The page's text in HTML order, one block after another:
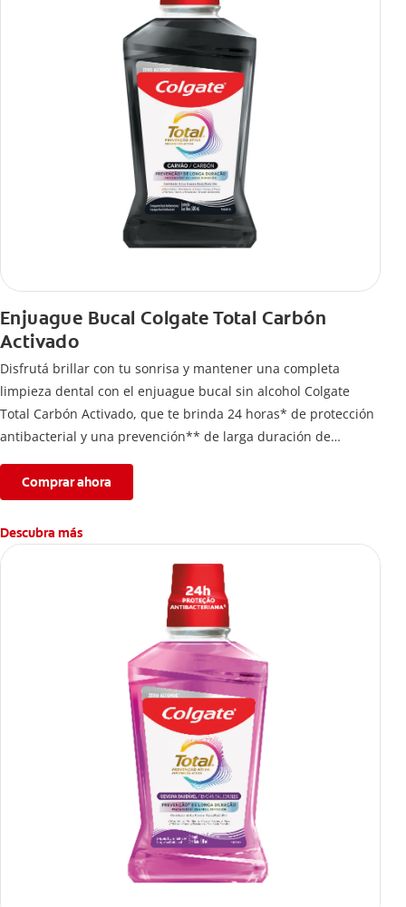
Enjuague Bucal Colgate Total Carbón
Activado
Disfrutá brillar con tu sonrisa y mantener una completa
limpieza dental con el enjuague bucal sin alcohol Colgate
Total Carbón Activado, que te brinda 24 horas* de protección
antibacterial y una prevención** de larga duración de
Comprar ahora
Descubra más